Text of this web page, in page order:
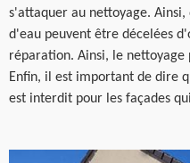
s'attaquer au nettoyage.
d'eau peuvent être décelées
réparation. Ainsi, le
Enfin, il est important de dire
est interdit pour les façades